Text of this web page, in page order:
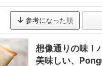
参考になった順
想像通りの味！
美味しい、